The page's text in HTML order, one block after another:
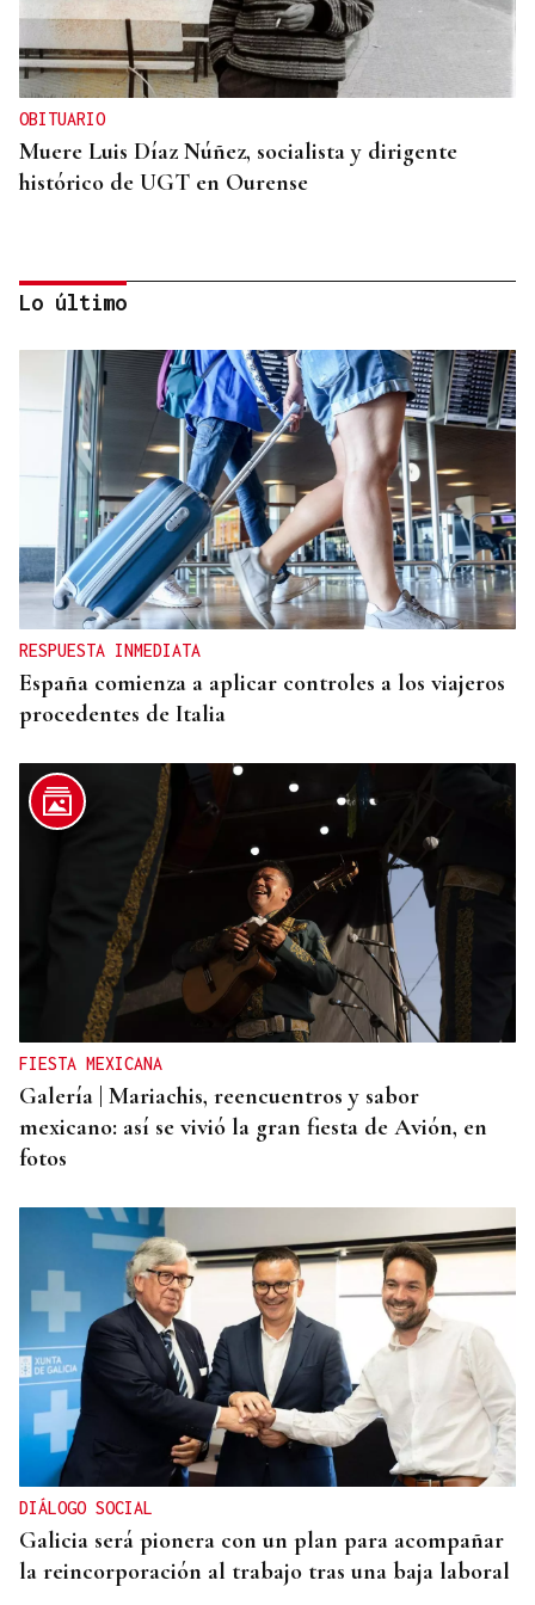
OBITUARIO
Muere Luis Díaz Núñez, socialista y dirigente
histórico de UGT en Ourense
CANEDO
Un herido en la colisión entre dos coches en la
entrada a las termas de Outariz
Lo último
RESPUESTA INMEDIATA
España comienza a aplicar controles a los viajeros
procedentes de Italia
FIESTA MEXICANA
Galería | Mariachis, reencuentros y sabor
mexicano: así se vivió la gran fiesta de Avión, en
fotos
DIÁLOGO SOCIAL
Galicia será pionera con un plan para acompañar
la reincorporación al trabajo tras una baja laboral